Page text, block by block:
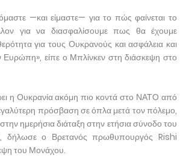
—και είμαστε— για το πώς φαίνεται το
για να διασφαλίσουμε πως θα έχουμε
για τους Ουκρανούς και ασφάλεια και
Ευρώπη», είπε ο Μπλίνκεν στη διάσκεψη στο
η Ουκρανία ακόμη πιο κοντά στο ΝΑΤΟ από
πρόσβαση σε όπλα μετά τον πόλεμο,
ημερήσια διάταξη στην ετήσια σύνοδο του
δήλωσε ο Βρετανός πρωθυπουργός Rishi
του Μονάχου.